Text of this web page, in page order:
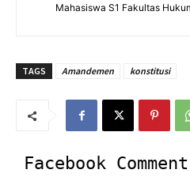
Mahasiswa S1 Fakultas
TAGS Amandemen konstitusi
Facebook Comment